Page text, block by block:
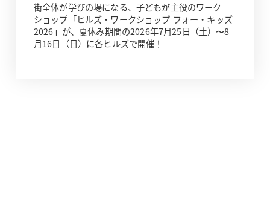
街全体が学びの場になる、子どもが主役のワーク
ショップ「ヒルズ・ワークショップ フォー・キッズ
2026」が、夏休み期間の2026年7月25日（土）〜8
月16日（日）に各ヒルズで開催！